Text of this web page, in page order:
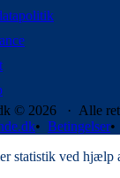
© 2026 · Alle
• Betingelser•
statistik ved hjælp